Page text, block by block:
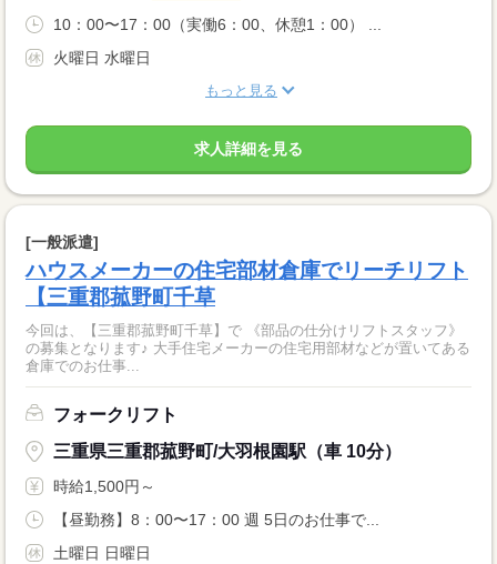
10：00〜17：00（実働6：00、休憩1：00） ...
火曜日 水曜日
もっと見る
求人詳細を見る
[一般派遣]
ハウスメーカーの住宅部材倉庫でリーチリフト
【三重郡菰野町千草
今回は、【三重郡菰野町千草】で 《部品の仕分けリフトスタッフ》
の募集となります♪ 大手住宅メーカーの住宅用部材などが置いてある
倉庫でのお仕事...
フォークリフト
三重県三重郡菰野町/大羽根園駅（車 10分）
時給1,500円～
【昼勤務】8：00〜17：00 週 5日のお仕事で...
土曜日 日曜日